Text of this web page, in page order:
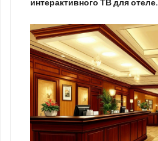
интерактивного ТВ для